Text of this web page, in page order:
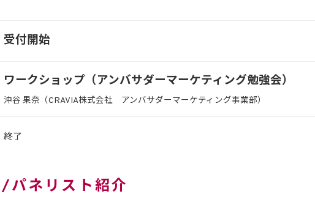
受付開始
ワークショップ（アンバサダーマーケティング勉強会）
沖谷 果奈（CRAVIA株式会社 アンバサダーマーケティング事業部）
終了
パネリスト紹介